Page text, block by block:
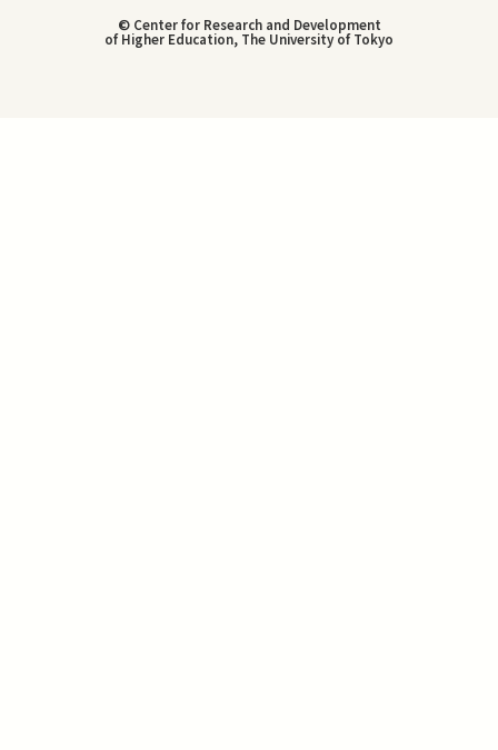
© Center for Research and Development
of Higher Education, The University of Tokyo